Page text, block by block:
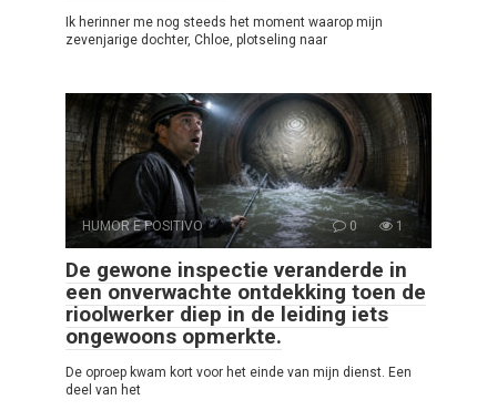
Ik herinner me nog steeds het moment waarop mijn
zevenjarige dochter, Chloe, plotseling naar
HUMOR E POSITIVO 0 1
De gewone inspectie veranderde in
een onverwachte ontdekking toen de
rioolwerker diep in de leiding iets
ongewoons opmerkte.
De oproep kwam kort voor het einde van mijn dienst. Een
deel van het